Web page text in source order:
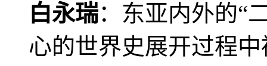
白永瑞：东亚内外的“
心的世界史展开过程